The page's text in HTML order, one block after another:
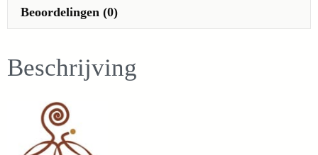
Beoordelingen (0)
Beschrijving